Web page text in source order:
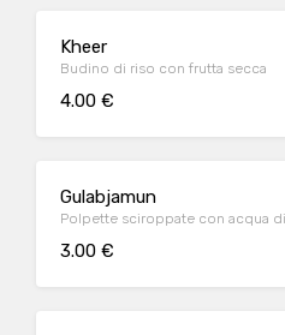
Kheer
Budino di riso con frutta secca
4.00 €
Gulabjamun
Polpette sciroppate con acqua
3.00 €